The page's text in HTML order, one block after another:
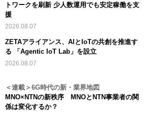
トワークを刷新 少人数運用でも安定稼働を支
援
2026.08.07
ZETAアライアンス、AIとIoTの共創を推進す
る 「Agentic IoT Lab」を設立
2026.08.07
＜連載＞6G時代の新・業界地図
MNO×NTNの新秩序 MNOとNTN事業者の関
係は変化するか？